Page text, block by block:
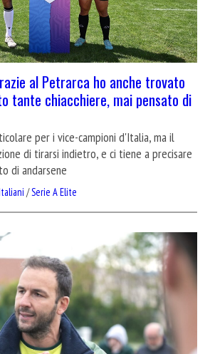
al Petrarca ho anche trovato
tante chiacchiere, mai pensato di
per i vice-campioni d'Italia, ma il
di tirarsi indietro, e ci tiene a precisare
di andarsene
/Serie A Elite